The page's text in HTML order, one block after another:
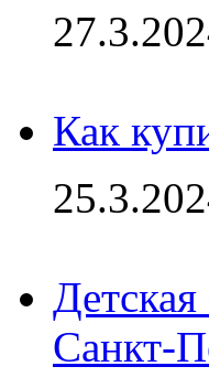
Как
Санкт-